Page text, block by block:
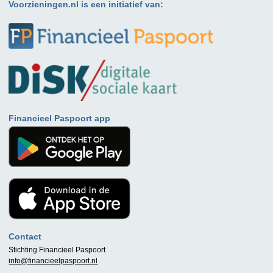
Voorzieningen.nl is een initiatief van:
Financieel Paspoort app
Contact
Stichting Financieel Paspoort
info@financieelpaspoort.nl